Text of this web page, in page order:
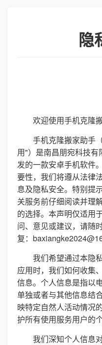
隐
欢迎使用手机克隆
手机克隆搬家助手
用"）是南昌朋宛科技
发的一款安卓手机软件
要性，我们将遵从法律
息及隐私安全。特别提
关服务前仔细阅读并理
的选择。本声明仅适用
问、意见或建议，请随
复：
我们希望通过本隐
应用时，我们如何收集
信息。个人信息是指以
单独或者与其他信息结
映特定自然人活动情况
护所有使用服务用户的
我们深知个人信息